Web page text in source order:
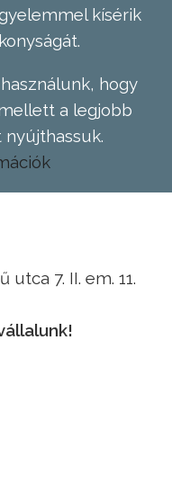
kísérik
hogy
a legjobb
7. II. em. 11.